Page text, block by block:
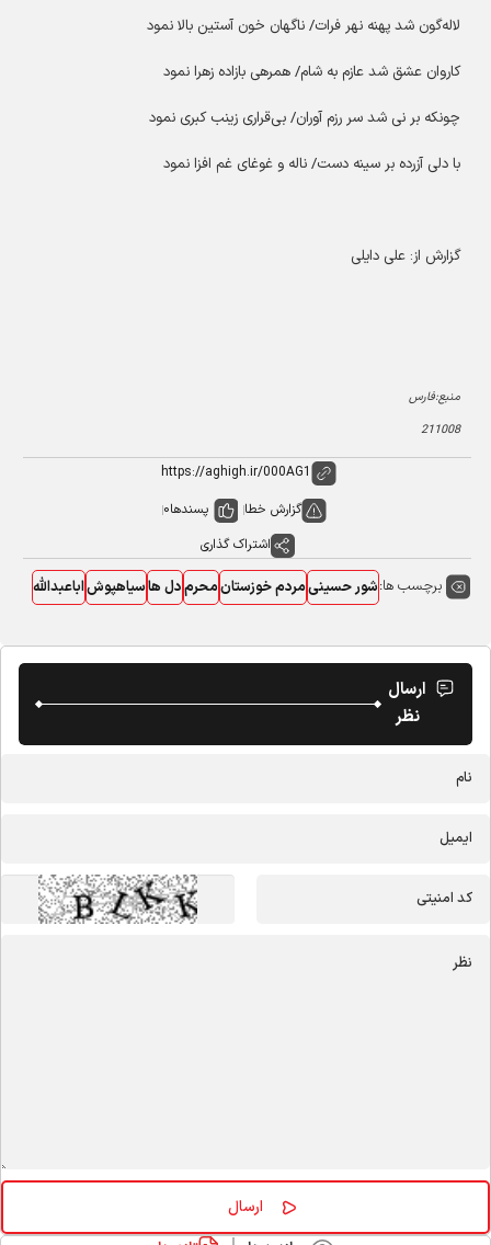
لاله‌گون شد پهنه نهر فرات/ ناگهان خون آستین بالا نمود
کاروان عشق شد عازم به شام/ همرهی با‌زاده زهرا نمود
چونکه بر نی شد سر رزم آوران/ بی‌قراری زینب کبری نمود
با دلی آزرده بر سینه دست/ ناله و غوغای غم افزا نمود
گزارش از: علی دایلی
منبع:فارس
211008
گزارش خطا پسندها0
اشتراک گذاری
برچسب ها:شور حسینیمردم خوزستانمحرمدل ها سیاهپوشاباعبدالله
ارسال
نظر